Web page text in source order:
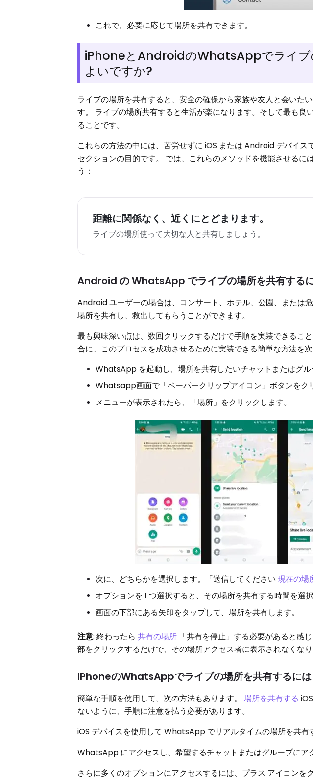
これで、必要に応じて場所を共有できます。
iPhoneとAndroidのWhatsAppでライブ
よいですか?
ライブの場所を共有すると、安全の確保から家族や友人と会いた
す。 ライブの場所共有すると生活が楽になります。そして最も良
ることです。
これらの方法の中には、苦労せずに iOS または Android デバイ
セクションの目的です。 では、これらのメソッドを機能させるに
う：
距離に関係なく、近くにとどまります。
ライブの場所使って大切な人と共有しましょう。
Android の WhatsApp でライブの場所を共有する
Android ユーザーの場合は、コンサート、ホテル、公園、または
場所を共有し、救出してもらうことができます。
最も興味深い点は、数回クリックするだけで手順を実装できるこ
合に、このプロセスを成功させるために実装できる簡単な方法を次
WhatsApp を起動し、場所を共有したいチャットまたはグル
Whatsapp画面で「ペーパークリップアイコン」ボタンをク
メニューが表示されたら、「場所」をクリックします。
次に、どちらかを選択します。「送信してください現在の場
オプションを 1 つ選択すると、その場所を共有する時間を選択
画面の下部にある矢印をタップして、場所を共有します。
注意: 終わったら共有の場所 「共有を停止」する必要があると感
部をクリックするだけで、その場所アクセス者に表示されなくなり
iPhoneのWhatsAppでライブの場所を共有するには
簡単な手順を使用して、次の方法もあります。場所を共有する
ないように、手順に注意を払う必要があります。
iOS デバイスを使用して WhatsApp でリアルタイムの場所を共有
WhatsApp にアクセスし、希望するチャットまたはグループにア
さらに多くのオプションにアクセスするには、プラス アイコンを